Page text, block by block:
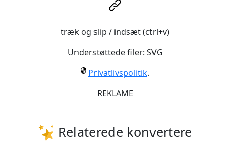
træk og slip / indsæt (ctrl+v)
Understøttede filer: SVG
Privatlivspolitik.
REKLAME
Relaterede konvertere